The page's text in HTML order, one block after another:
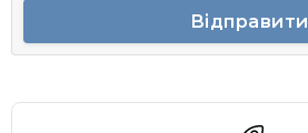
Відправити